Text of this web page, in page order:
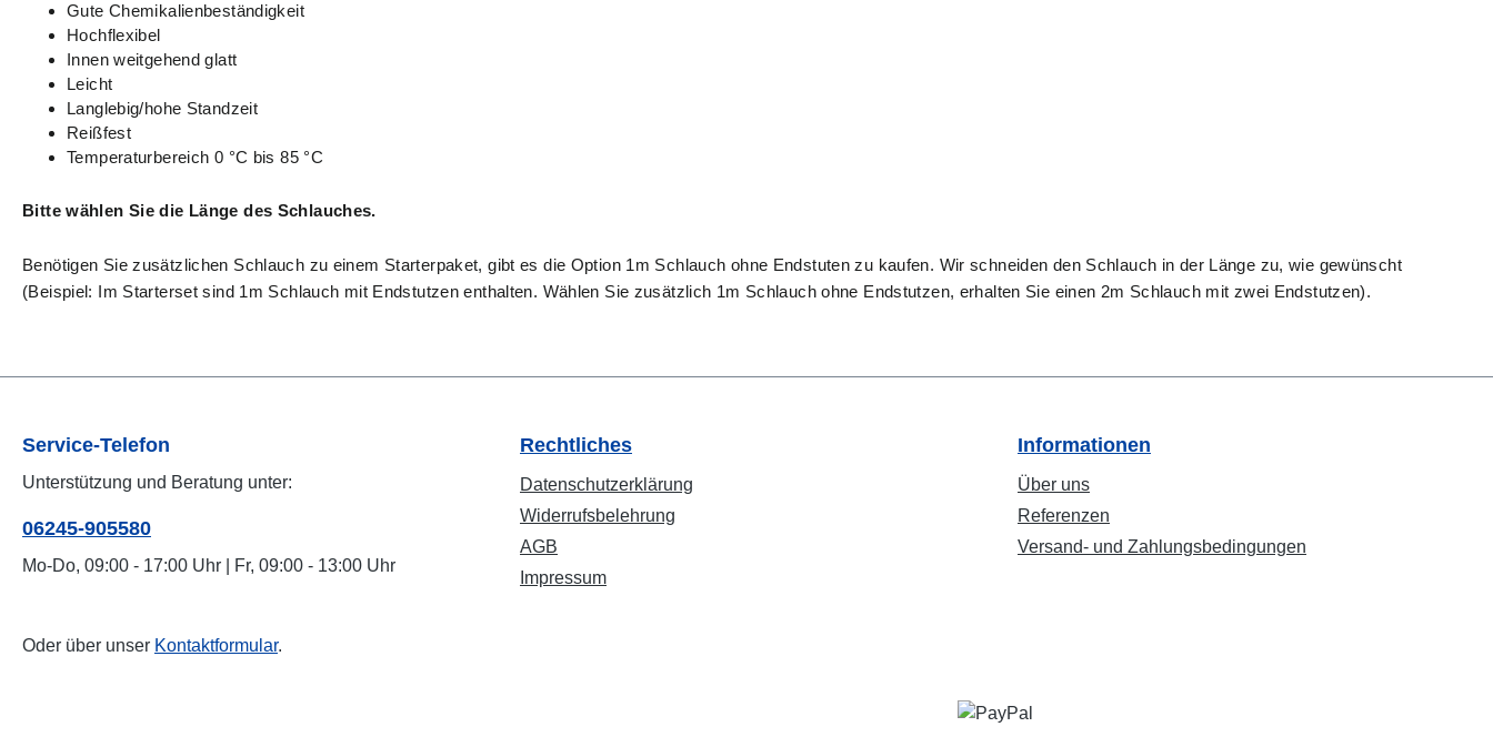
Gute Chemikalienbeständigkeit
Hochflexibel
Innen weitgehend glatt
Leicht
Langlebig/hohe Standzeit
Reißfest
Temperaturbereich 0 °C bis 85 °C
Bitte wählen Sie die Länge des Schlauches.
Benötigen Sie zusätzlichen Schlauch zu einem Starterpaket, gibt es die Option 1m Schlauch ohne Endstuten zu kaufen. Wir schneiden den Schlauch in der Länge zu, wie gewünscht
(Beispiel: Im Starterset sind 1m Schlauch mit Endstutzen enthalten. Wählen Sie zusätzlich 1m Schlauch ohne Endstutzen, erhalten Sie einen 2m Schlauch mit zwei Endstutzen).
Service-Telefon
Unterstützung und Beratung unter:
06245-905580
Mo-Do, 09:00 - 17:00 Uhr | Fr, 09:00 - 13:00 Uhr
Oder über unser Kontaktformular.
Rechtliches
Datenschutzerklärung
Widerrufsbelehrung
AGB
Impressum
Informationen
Über uns
Referenzen
Versand- und Zahlungsbedingungen